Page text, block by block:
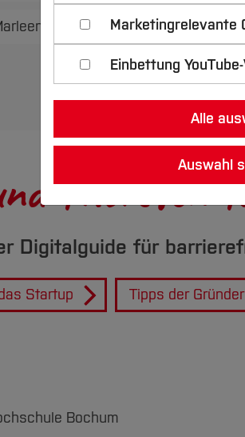
Weichler Melinda Gnass
Thorsten
Digitalguide für
Startup Tipps der Gründer
Bochum
Marketingrelevante
Einbettung
Alle
Auswahl